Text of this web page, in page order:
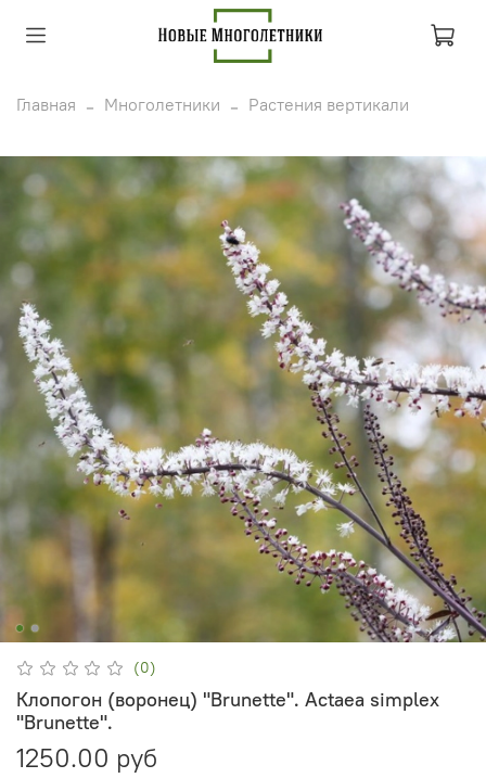
Главная Многолетники Растения вертикали
(0)
Клопогон (воронец) "Brunette". Actaea simplex
"Brunette".
1250.00 руб